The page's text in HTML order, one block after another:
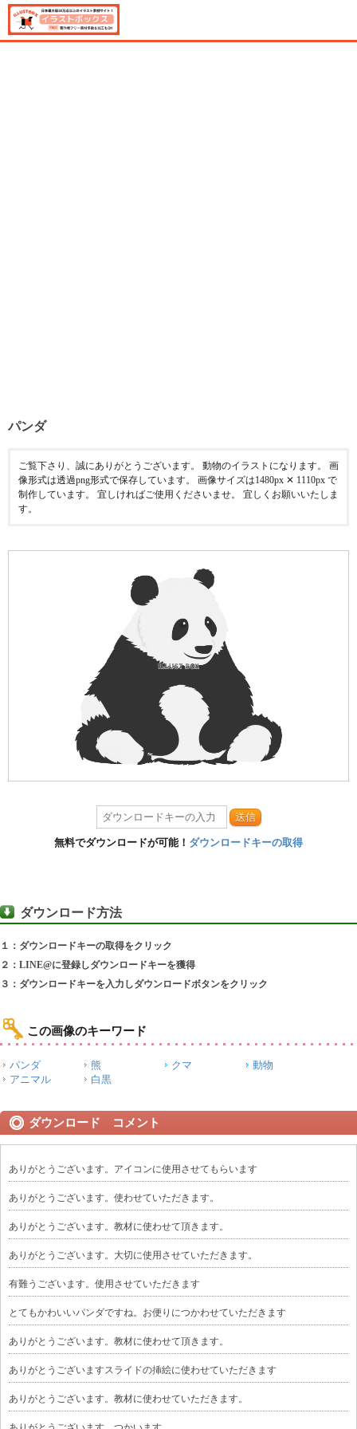
パンダ
ご覧下さり、誠にありがとうございます。 動物のイラストになります。 画
像形式は透過png形式で保存しています。 画像サイズは1480px ✕ 1110px で
制作しています。 宜しければご使用くださいませ。 宜しくお願いいたしま
す。
送信
無料でダウンロードが可能！ ダウンロードキーの取得
ダウンロード方法
１：ダウンロードキーの取得をクリック
２：LINE@に登録しダウンロードキーを獲得
３：ダウンロードキーを入力しダウンロードボタンをクリック
この画像のキーワード
パンダ 熊 クマ
動物
アニマル
白黒
ダウンロード コメント
ありがとうございます。アイコンに使用させてもらいます
ありがとうございます。使わせていただきます。
ありがとうございます。教材に使わせて頂きます。
ありがとうございます。大切に使用させていただきます。
有難うございます。使用させていただきます
とてもかわいいパンダですね。お便りにつかわせていただきます
ありがとうございます。教材に使わせて頂きます。
ありがとうございますスライドの挿絵に使わせていただきます
ありがとうございます。教材に使わせていただきます。